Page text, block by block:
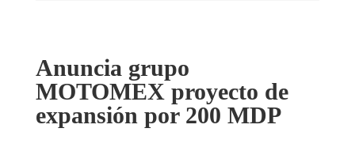
Anuncia grupo
MOTOMEX proyecto de
expansión por 200 MDP